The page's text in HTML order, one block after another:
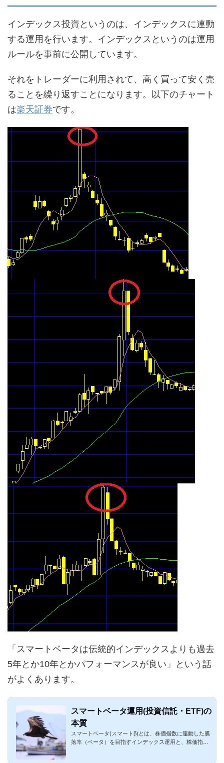
インデックス投資というのは、インデックスに連動
する運用を行います。インデックスというのは運用
ルールを事前に公開しています。
それをトレーダーに利用されて、高く買って安く売
ることを繰り返すことになります。以下のチャート
は楽天証券です。
「スマートベータは伝統的インデックスよりも過去
5年とか10年とかパフォーマンスが良い」という話
がよくあります。
スマートベータ運用(投資信託・ETF)の
本質
スマートベータ(スマートβ)とは、株価指数に連動した騰
落率（ベータ）を目指すインデックス運用と、株価指数